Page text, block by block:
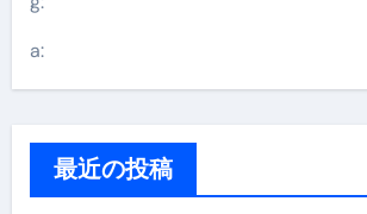
a:
最近の投稿